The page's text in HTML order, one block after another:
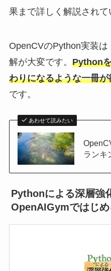
果まで詳しく解説されて
OpenCVのPython実装
解が大変です。 Python
わりになるような一冊
です。
あわせて読みたい
ランキ
Pythonによる深層強
OpenAIGymではじ